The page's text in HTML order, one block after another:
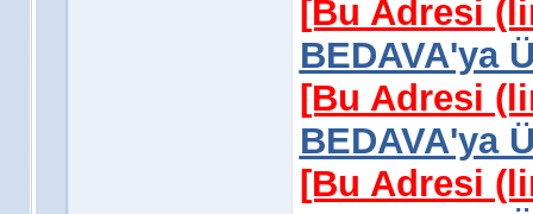
[Bu Adresi
BEDAVA'ya
[Bu Adresi
BEDAVA'ya
[Bu Adresi